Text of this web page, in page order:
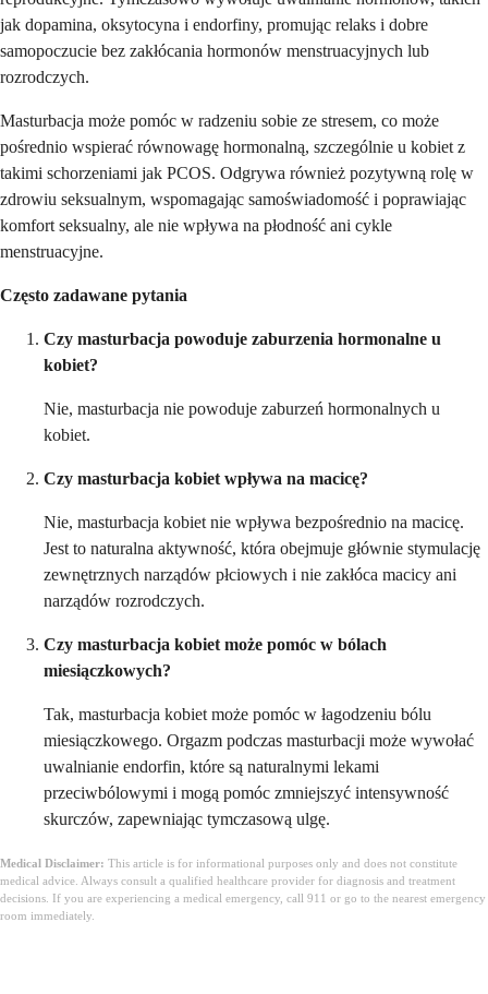
jak dopamina, oksytocyna i endorfiny, promując relaks i dobre
samopoczucie bez zakłócania hormonów menstruacyjnych lub
rozrodczych.
Masturbacja może pomóc w radzeniu sobie ze stresem, co może
pośrednio wspierać równowagę hormonalną, szczególnie u kobiet z
takimi schorzeniami jak PCOS. Odgrywa również pozytywną rolę w
zdrowiu seksualnym, wspomagając samoświadomość i poprawiając
komfort seksualny, ale nie wpływa na płodność ani cykle
menstruacyjne.
Często zadawane pytania
Czy masturbacja powoduje zaburzenia hormonalne u
kobiet?
Nie, masturbacja nie powoduje zaburzeń hormonalnych u
kobiet.
Czy masturbacja kobiet wpływa na macicę?
Nie, masturbacja kobiet nie wpływa bezpośrednio na macicę.
Jest to naturalna aktywność, która obejmuje głównie stymulację
zewnętrznych narządów płciowych i nie zakłóca macicy ani
narządów rozrodczych.
Czy masturbacja kobiet może pomóc w bólach
miesiączkowych?
Tak, masturbacja kobiet może pomóc w łagodzeniu bólu
miesiączkowego. Orgazm podczas masturbacji może wywołać
uwalnianie endorfin, które są naturalnymi lekami
przeciwbólowymi i mogą pomóc zmniejszyć intensywność
skurczów, zapewniając tymczasową ulgę.
Medical Disclaimer: This article is for informational purposes only and does not constitute
medical advice. Always consult a qualified healthcare provider for diagnosis and treatment
decisions. If you are experiencing a medical emergency, call 911 or go to the nearest emergency
room immediately.